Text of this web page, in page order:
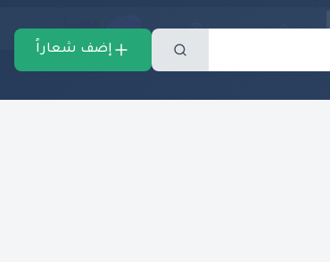
إضف شعاراً